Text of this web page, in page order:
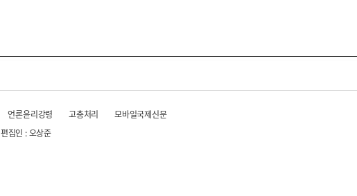
언론윤리강령 고충처리
모바일국제신문
편집인 : 오상준